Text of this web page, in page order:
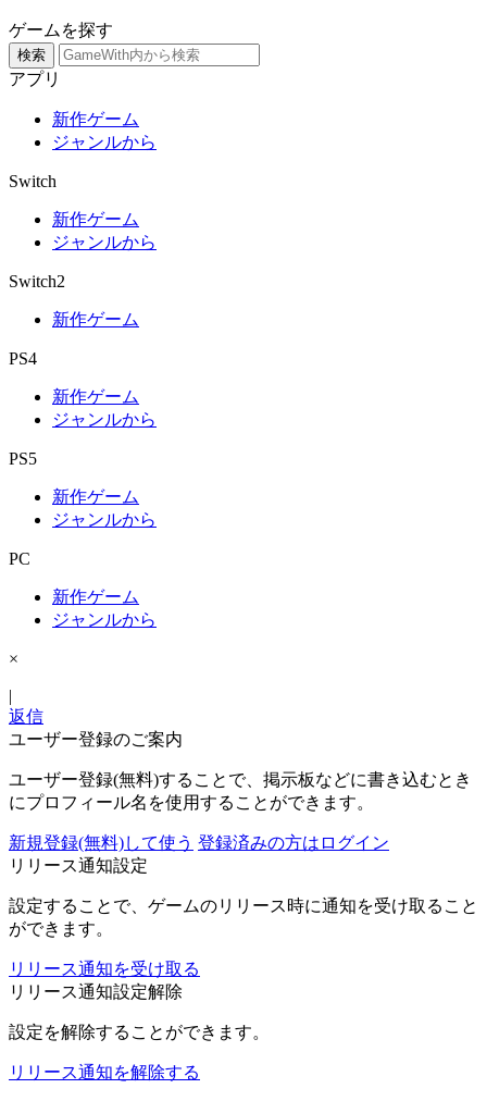
ゲームを探す
検索
アプリ
新作ゲーム
ジャンルから
Switch
新作ゲーム
ジャンルから
Switch2
新作ゲーム
PS4
新作ゲーム
ジャンルから
PS5
新作ゲーム
ジャンルから
PC
新作ゲーム
ジャンルから
×
|
返信
ユーザー登録のご案内
ユーザー登録(無料)することで、掲示板などに書き込むとき
にプロフィール名を使用することができます。
新規登録(無料)して使う 登録済みの方はログイン
リリース通知設定
設定することで、ゲームのリリース時に通知を受け取ること
ができます。
リリース通知を受け取る
リリース通知設定解除
設定を解除することができます。
リリース通知を解除する